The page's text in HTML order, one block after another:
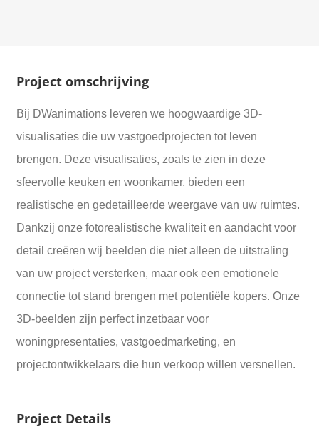
Project omschrijving
Bij DWanimations leveren we hoogwaardige 3D-
visualisaties die uw vastgoedprojecten tot leven
brengen. Deze visualisaties, zoals te zien in deze
sfeervolle keuken en woonkamer, bieden een
realistische en gedetailleerde weergave van uw ruimtes.
Dankzij onze fotorealistische kwaliteit en aandacht voor
detail creëren wij beelden die niet alleen de uitstraling
van uw project versterken, maar ook een emotionele
connectie tot stand brengen met potentiële kopers. Onze
3D-beelden zijn perfect inzetbaar voor
woningpresentaties, vastgoedmarketing, en
projectontwikkelaars die hun verkoop willen versnellen.
Project Details